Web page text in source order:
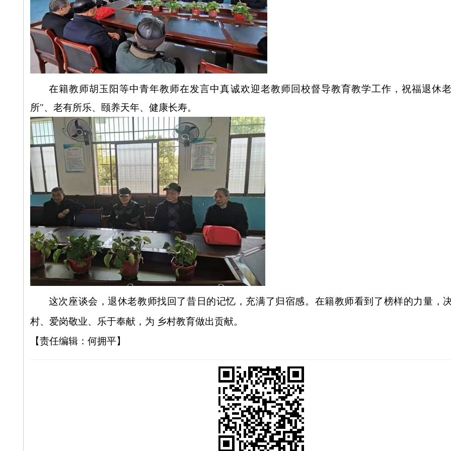
在籍教师胡玉阳等中青年教师在发言中真诚欢迎老教师回校督导教育教学工作，祝福退休
所"、老有所乐、颐养天年、健康长寿。
这次座谈会，退休老教师找回了昔日的记忆，充满了归宿感。在籍教师看到了榜样的力量，
村、爱岗敬业、乐于奉献，为 乡村教育做出贡献。
【责任编辑：何拥平】